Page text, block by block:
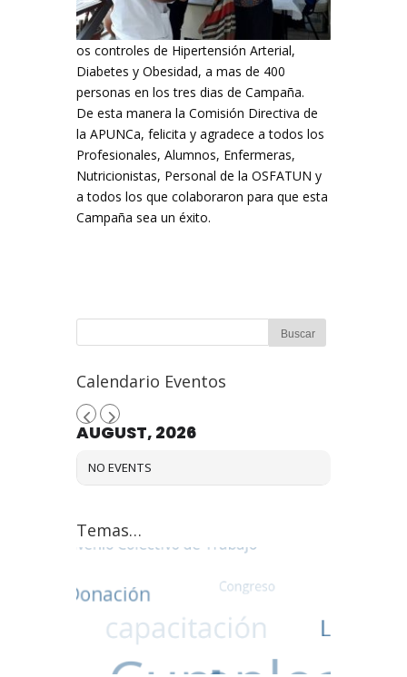
os controles de Hipertensión Arterial,
Diabetes y Obesidad, a mas de 400
personas en los tres dias de Campaña.
De esta manera la Comisión Directiva de
la APUNCa, felicita y agradece a todos los
Profesionales, Alumnos, Enfermeras,
Nutricionistas, Personal de la OSFATUN y
a todos los que colaboraron para que esta
Campaña sea un éxito.
Calendario Eventos
AUGUST, 2026
NO EVENTS
Temas…